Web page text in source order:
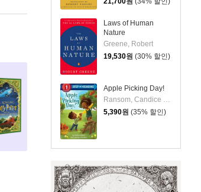
Laws of Human
Nature
Greene, Robert
19,530원 (30% 할인)
Apple Picking Day!
Ransom, Candice / Meza, Erika
5,390원 (35% 할인)